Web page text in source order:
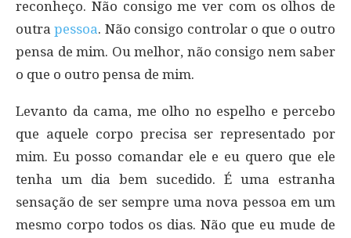
reconheço. Não consigo me ver com os olhos de
outrapessoa. Não consigo controlar o que o outro
pensa de mim. Ou melhor, não consigo nem saber
o que o outro pensa de mim.
Levanto da cama, me olho no espelho e percebo
que aquele corpo precisa ser representado por
mim. Eu posso comandar ele e eu quero que ele
tenha um dia bem sucedido. É uma estranha
sensação de ser sempre uma nova pessoa em um
mesmo corpo todos os dias. Não que eu mude de